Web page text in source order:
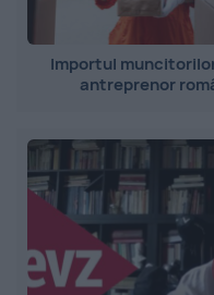
Importul
antreprenor